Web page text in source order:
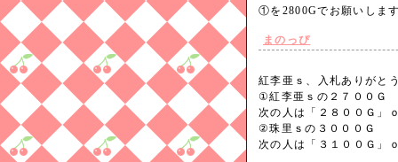
①を2800Gでお願いし
まのっぴ
紅李亜ｓ、入札ありがと
①紅李亜ｓの２７００Ｇ
次の人は「２８００Ｇ」
②珠里ｓの３０００Ｇ
次の人は「３１００Ｇ